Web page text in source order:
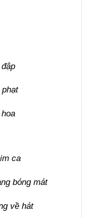
ca
bóng mát
về hát